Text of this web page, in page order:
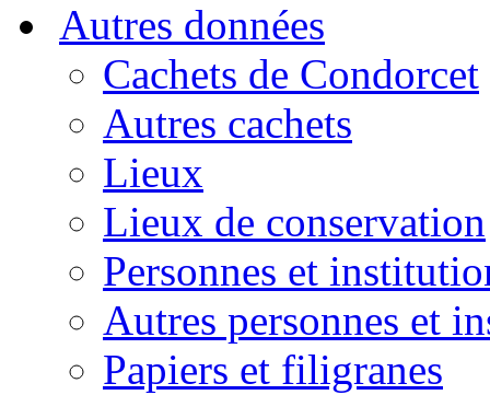
Autres données
Cachets de Condorcet
Autres cachets
Lieux
Lieux de conservation
Personnes et
Autres personnes et
Papiers et filigranes